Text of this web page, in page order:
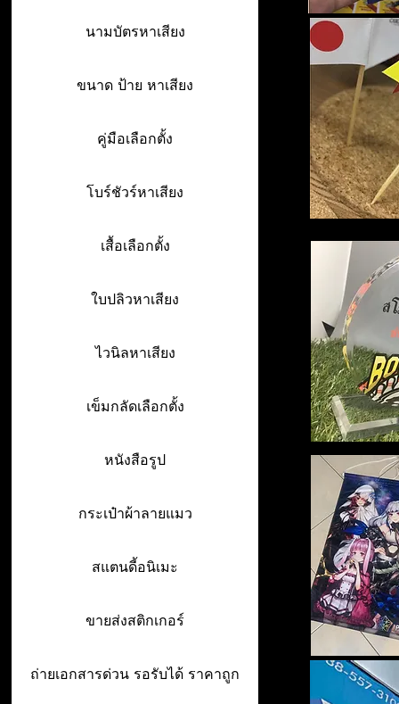
นามบัตรหาเสียง
ขนาด ป้าย หาเสียง
คู่มือเลือกตั้ง
โบร์ชัวร์หาเสียง
เสื้อเลือกตั้ง
ใบปลิวหาเสียง
ไวนิลหาเสียง
เข็มกลัดเลือกตั้ง
หนังสือรูป
กระเป๋าผ้าลายแมว
สแตนดี้อนิเมะ
ขายส่งสติกเกอร์
ถ่ายเอกสารด่วน รอรับได้ ราคาถูก